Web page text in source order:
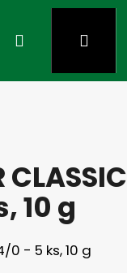
Search Login
CLASSIC
10 g
0 - 5 ks, 10 g